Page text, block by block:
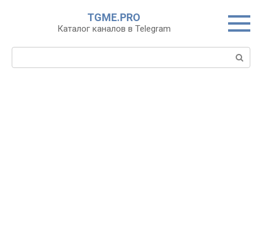
TGME.PRO
Каталог каналов в Telegram
Поиск: